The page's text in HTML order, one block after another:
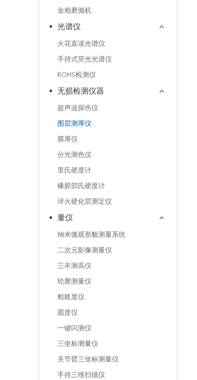
金相磨抛机
光谱仪
火花直读光谱仪
手持式荧光光谱仪
ROHS检测仪
无损检测仪器
超声波探伤仪
图层测厚仪
膜厚仪
分光测色仪
里氏硬度计
橡胶邵氏硬度计
淬火硬化层测定仪
量仪
纳米微观形貌测量系统
二次元影像测量仪
三丰测高仪
轮廓测量仪
粗糙度仪
圆度仪
一键闪测仪
三坐标测量仪
关节臂三坐标测量仪
手持三维扫描仪